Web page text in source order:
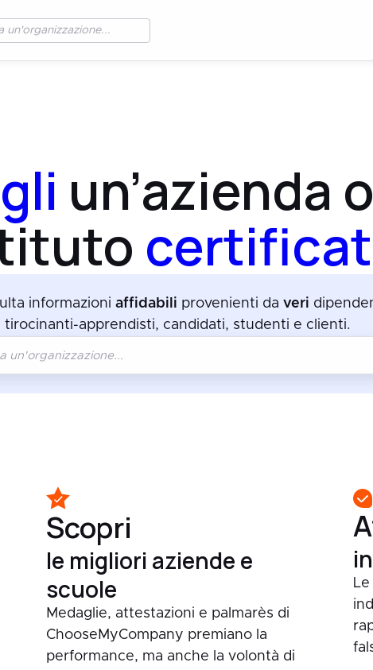
un’azienda
informazioni affidabili provenienti da veri
tirocinanti-apprendisti, candidati, studenti e clienti.
Scopri
le migliori aziende e
scuole
Medaglie, attestazioni e palmarès di
ChooseMyCompany premiano la
performance, ma anche la volontà di